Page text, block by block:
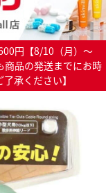
円【8/10（月）～
品の発送までにお時
承ください】